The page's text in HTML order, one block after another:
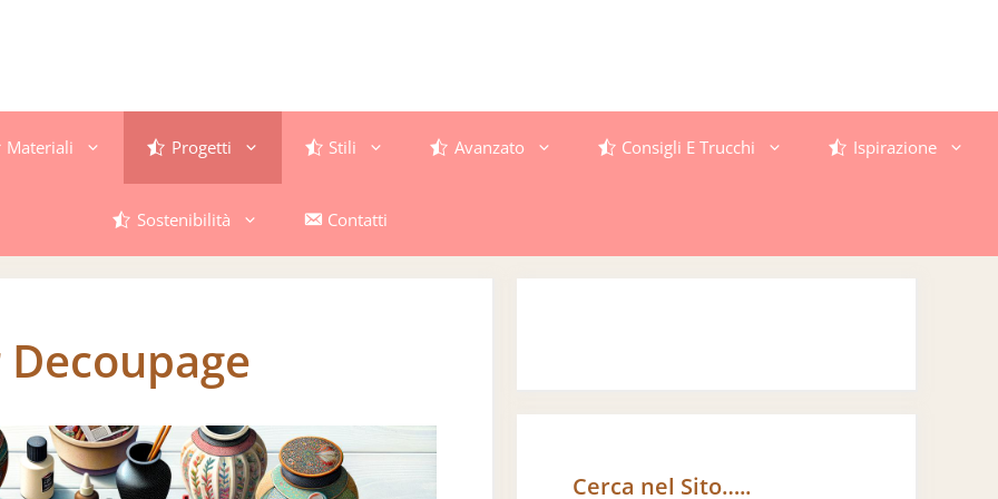
Materiali Progetti Stili Avanzato Consigli E Trucchi Ispirazione
Sostenibilità Contatti
Cerca nel Sito…..